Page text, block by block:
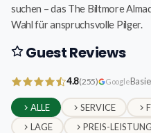
suchen – das The Biltmore
Wahl für anspruchsvolle Pilger.
Guest Reviews
4.8(255) Google
ALLE SERVICE
LAGE
PREIS-LEISTUNG